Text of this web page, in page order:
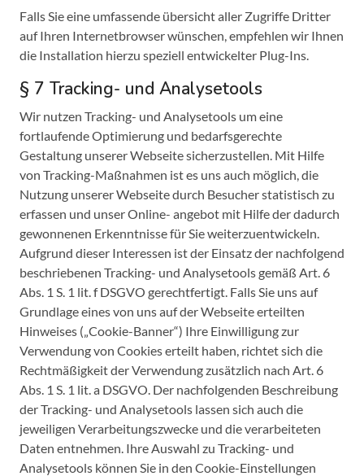
Falls Sie eine umfassende übersicht aller Zugriffe Dritter
auf Ihren Internetbrowser wünschen, empfehlen wir Ihnen
die Installation hierzu speziell entwickelter Plug-Ins.
§ 7 Tracking- und Analysetools
Wir nutzen Tracking- und Analysetools um eine
fortlaufende Optimierung und bedarfsgerechte
Gestaltung unserer Webseite sicherzustellen. Mit Hilfe
von Tracking-Maßnahmen ist es uns auch möglich, die
Nutzung unserer Webseite durch Besucher statistisch zu
erfassen und unser Online- angebot mit Hilfe der dadurch
gewonnenen Erkenntnisse für Sie weiterzuentwickeln.
Aufgrund dieser Interessen ist der Einsatz der nachfolgend
beschriebenen Tracking- und Analysetools gemäß Art. 6
Abs. 1 S. 1 lit. f DSGVO gerechtfertigt. Falls Sie uns auf
Grundlage eines von uns auf der Webseite erteilten
Hinweises („Cookie-Banner“) Ihre Einwilligung zur
Verwendung von Cookies erteilt haben, richtet sich die
Rechtmäßigkeit der Verwendung zusätzlich nach Art. 6
Abs. 1 S. 1 lit. a DSGVO. Der nachfolgenden Beschreibung
der Tracking- und Analysetools lassen sich auch die
jeweiligen Verarbeitungszwecke und die verarbeiteten
Daten entnehmen. Ihre Auswahl zu Tracking- und
Analysetools können Sie in den Cookie-Einstellungen